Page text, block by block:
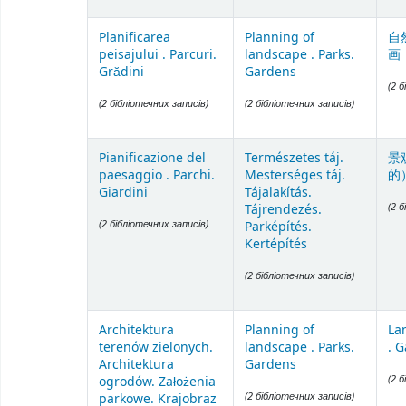
Planificarea
peisajului . Parcuri.
Grădini
(2 бібліотечних записів)
Planning of
landscape . Parks.
Gardens
(2 бібліотечних записів)
自
画
(2
Pianificazione del
paesaggio . Parchi.
Giardini
(2 бібліотечних записів)
Természetes táj.
Mesterséges táj.
Tájalakítás.
Tájrendezés.
Parképítés.
Kertépítés
(2 бібліотечних записів)
景
的
(2
Architektura
terenów zielonych.
Architektura
ogrodów. Założenia
parkowe. Krajobraz
Planning of
landscape . Parks.
Gardens
(2 бібліотечних записів)
.
(2